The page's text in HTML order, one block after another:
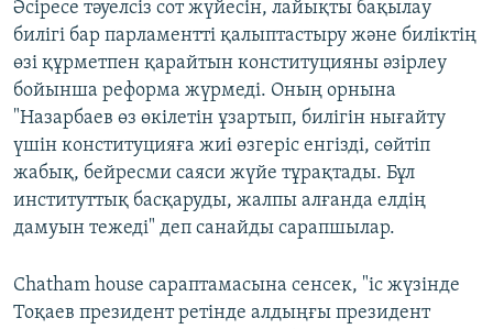
Әсіресе тәуелсіз сот жүйесін, лайықты бақылау
билігі бар парламентті қалыптастыру және биліктің
өзі құрметпен қарайтын конституцияны әзірлеу
бойынша реформа жүрмеді. Оның орнына
"Назарбаев өз өкілетін ұзартып, билігін нығайту
үшін конституцияға жиі өзгеріс енгізді, сөйтіп
жабық, бейресми саяси жүйе тұрақтады. Бұл
институттық басқаруды, жалпы алғанда елдің
дамуын тежеді" деп санайды сарапшылар.
Chatham house сараптамасына сенсек, "іс жүзінде
Тоқаев президент ретінде алдыңғы президент